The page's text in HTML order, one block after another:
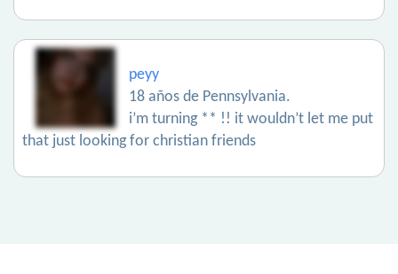
peyy
18 años de Pennsylvania.
i’m turning ** !! it wouldn’t let me put
that just looking for christian friends